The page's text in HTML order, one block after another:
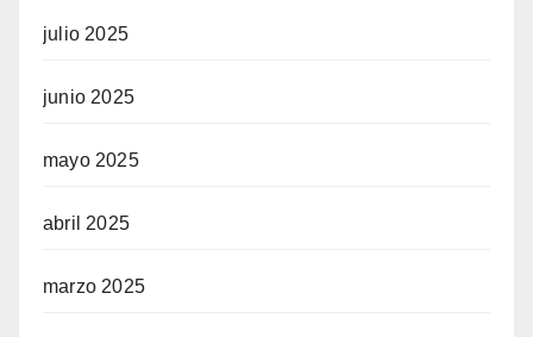
julio 2025
junio 2025
mayo 2025
abril 2025
marzo 2025